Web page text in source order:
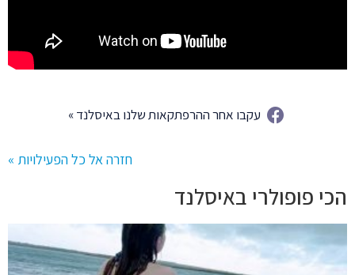
עקבו אחר ההרפתקאות שלנו באיסלנד »
חזרה אל כל הפעילויות »
הכי פופולרי באיסלנד